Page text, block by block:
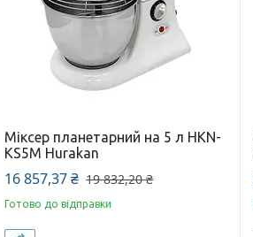
Міксер планетарний на 5 л HKN-
KS5M Hurakan
16 857,37 ₴ 19 832,20 ₴
Готово до відправки